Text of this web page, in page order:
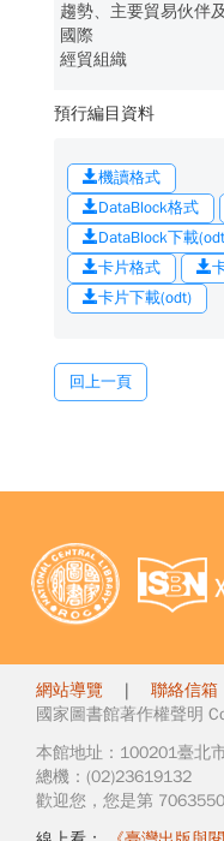
趨勢、主要貿易伙伴
國際
經貿組織
預行編目資料
機讀格式
DataBlock格式
DataBlock下載
卡片格式
卡片下載(odt)
回上一頁
網站導覽 | 聯絡信箱
國家圖書館著作權聲明
本館地址：100201臺北
總機：(02)23619132
歡迎您，您是第